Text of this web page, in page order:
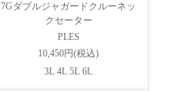
7Gダブルジャガードクルーネッ
クセーター
PLES
10,450円(税込)
3L 4L 5L 6L